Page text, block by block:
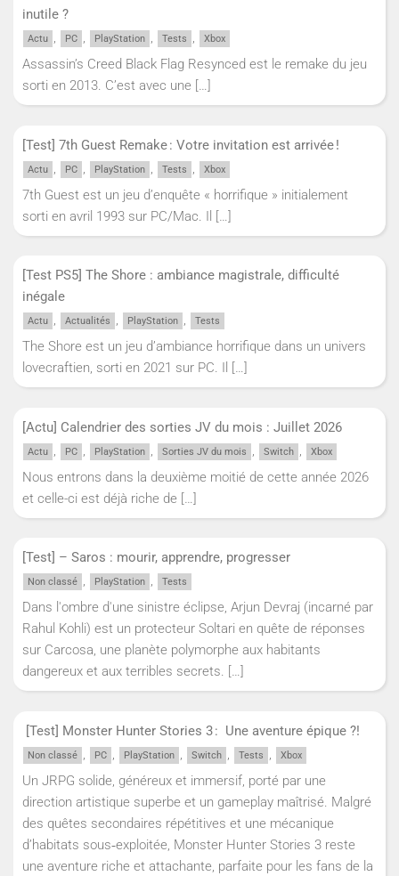
inutile ?
Actu , PC , PlayStation , Tests , Xbox
Assassin’s Creed Black Flag Resynced est le remake du jeu
sorti en 2013. C’est avec une […]
[Test] 7th Guest Remake : Votre invitation est arrivée !
Actu , PC , PlayStation , Tests , Xbox
7th Guest est un jeu d’enquête « horrifique » initialement
sorti en avril 1993 sur PC/Mac. Il […]
[Test PS5] The Shore : ambiance magistrale, difficulté
inégale
Actu , Actualités , PlayStation , Tests
The Shore est un jeu d’ambiance horrifique dans un univers
lovecraftien, sorti en 2021 sur PC. Il […]
[Actu] Calendrier des sorties JV du mois : Juillet 2026
Actu , PC , PlayStation , Sorties JV du mois , Switch , Xbox
Nous entrons dans la deuxième moitié de cette année 2026
et celle-ci est déjà riche de […]
[Test] – Saros : mourir, apprendre, progresser
Non classé , PlayStation , Tests
Dans l'ombre d'une sinistre éclipse, Arjun Devraj (incarné par
Rahul Kohli) est un protecteur Soltari en quête de réponses
sur Carcosa, une planète polymorphe aux habitants
dangereux et aux terribles secrets. […]
[Test] Monster Hunter Stories 3 : Une aventure épique ?!
Non classé , PC , PlayStation , Switch , Tests , Xbox
Un JRPG solide, généreux et immersif, porté par une
direction artistique superbe et un gameplay maîtrisé. Malgré
des quêtes secondaires répétitives et une mécanique
d’habitats sous‑exploitée, Monster Hunter Stories 3 reste
une aventure riche et attachante, parfaite pour les fans de la